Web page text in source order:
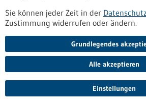
neue präventive Strategien gegen
https://www.gesundheitsindustrie-
bw.de/fachbeitrag/pm/rolle-von-
entstehung-von-darmkrebs-emmy-
dkfz-forscher-jens-puschhof
Pressemitteilung - 27.10.2025
Sie können jeder Zeit in der
Zustimmung widerrufen oder ändern.
Grundlegendes
Alle akzeptieren
Einstellungen